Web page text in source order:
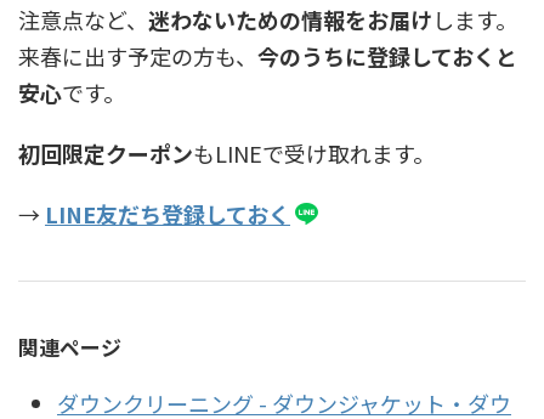
注意点など、 迷わないための情報をお届けします。
来春に出す予定の方も、 今のうちに登録しておくと
安心です。
初回限定クーポンもLINEで受け取れます。
→ LINE友だち登録しておく
関連ページ
ダウンクリーニング - ダウンジャケット・ダウ